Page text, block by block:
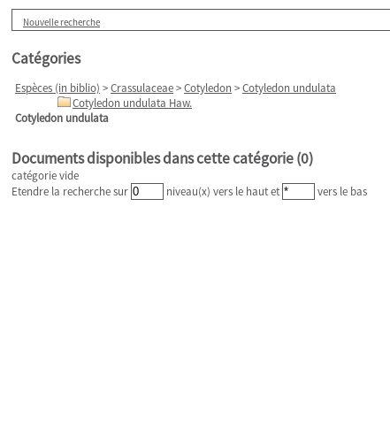
Nouvelle recherche
Catégories
Espèces (in biblio) >Crassulaceae>Cotyledon >Cotyledon undulata
Cotyledon undulata Haw.
Cotyledon undulata
Documents disponibles dans cette catégorie (0)
catégorie vide
Etendre la recherche sur
niveau(x) vers le haut et vers le bas